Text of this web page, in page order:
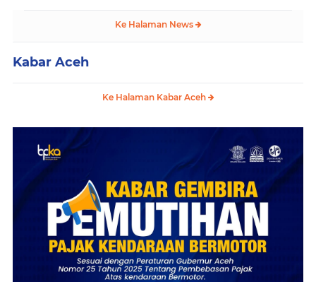
Ke Halaman News
Kabar Aceh
Ke Halaman Kabar Aceh